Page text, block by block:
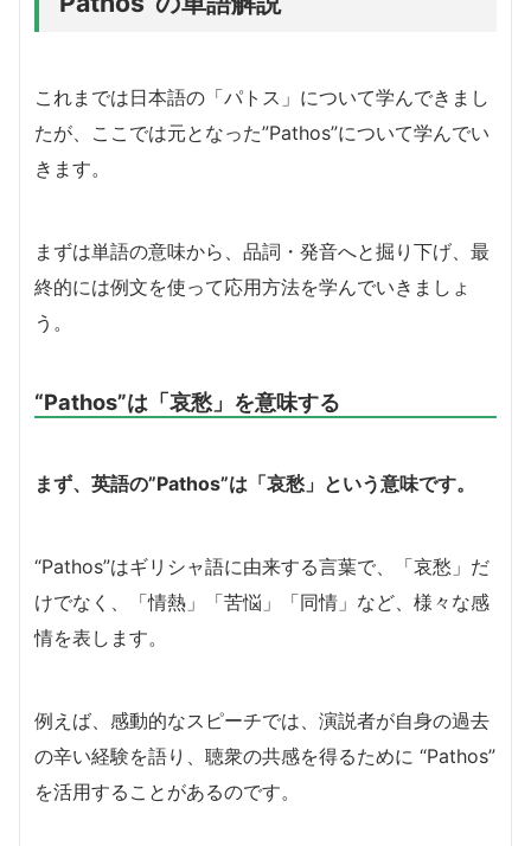
これまでは日本語の「パトス」について学んできまし
たが、ここでは元となった”Pathos”について学んでい
きます。
まずは単語の意味から、品詞・発音へと掘り下げ、最
終的には例文を使って応用方法を学んでいきましょ
う。
“Pathos”は「哀愁」を意味する
まず、英語の”Pathos”は「哀愁」という意味です。
“Pathos”はギリシャ語に由来する言葉で、「哀愁」だ
けでなく、「情熱」「苦悩」「同情」など、様々な感
情を表します。
例えば、感動的なスピーチでは、演説者が自身の過去
の辛い経験を語り、聴衆の共感を得るために “Pathos”
を活用することがあるのです。